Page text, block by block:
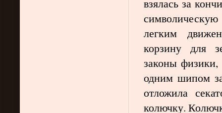
взялась за
легким
корзину для
законы физики,
одним шипом
отложила
колючку.